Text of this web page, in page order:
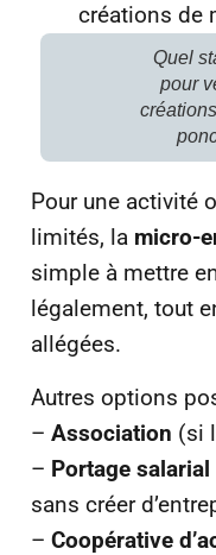
Quel
pour
Pour une activité
limités, la micro-
simple à mettre
légalement, tout
allégées.
Autres options
– Association (si
– Portage salarial
sans créer
– Coopérative